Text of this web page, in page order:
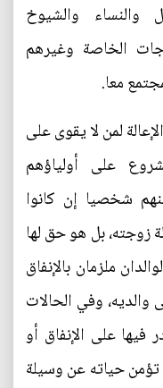
والنساء والشيوخ
الخاصة وغيرهم
معا.
لمن لا يقوى على
على أولياؤهم
شخصيا إن كانوا
زوجته، بل هو حق لها
ملزمان بالإنفاق
والديه، وفي الحالات
فيها على الإنفاق أو
تؤمن حياته عن وسيلة